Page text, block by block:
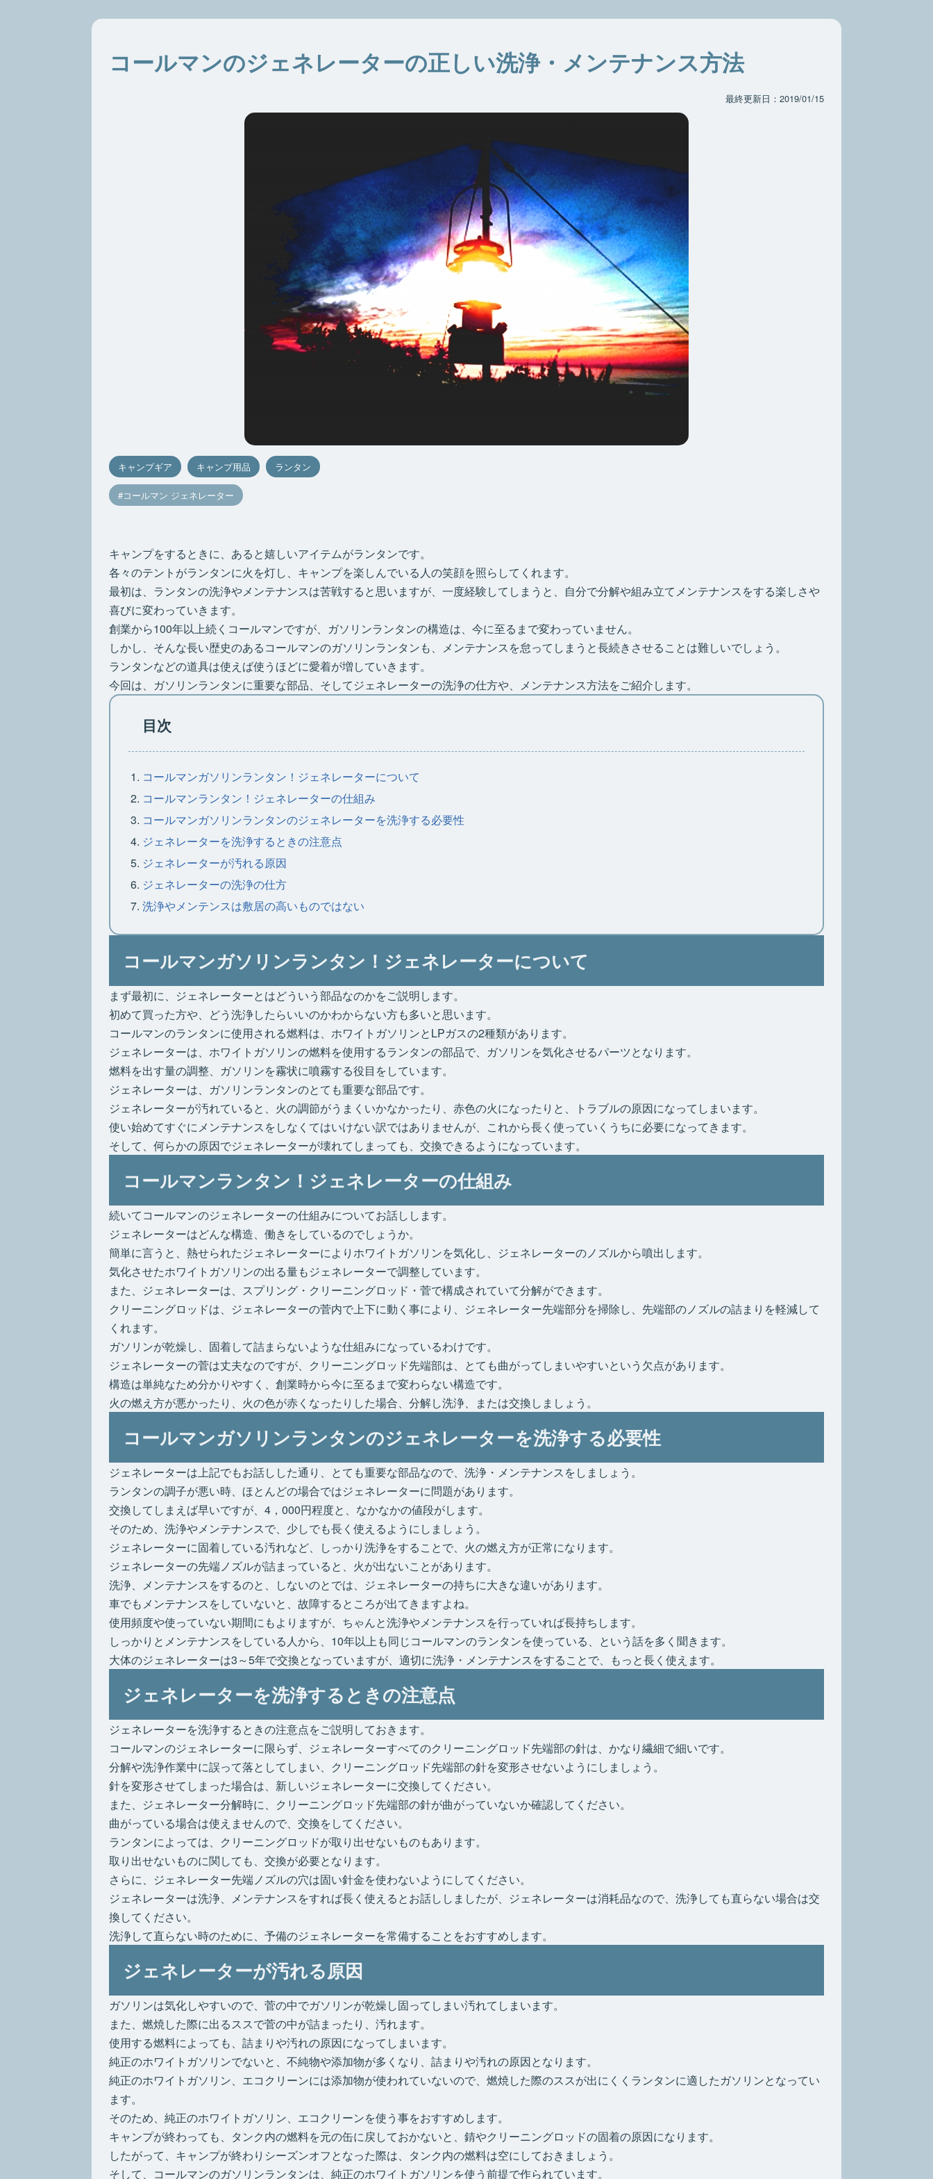
コールマンのジェネレーターの正しい洗浄・メンテナンス方法
最終更新日：2019/01/15
キャンプギア キャンプ用品 ランタン
コールマン ジェネレーター
キャンプをするときに、あると嬉しいアイテムがランタンです。
各々のテントがランタンに火を灯し、キャンプを楽しんでいる人の笑顔を照らしてくれます。
最初は、ランタンの洗浄やメンテナンスは苦戦すると思いますが、一度経験してしまうと、自分で分解や組み立てメンテナンスをする楽しさや
喜びに変わっていきます。
創業から100年以上続くコールマンですが、ガソリンランタンの構造は、今に至るまで変わっていません。
しかし、そんな長い歴史のあるコールマンのガソリンランタンも、メンテナンスを怠ってしまうと長続きさせることは難しいでしょう。
ランタンなどの道具は使えば使うほどに愛着が増していきます。
今回は、ガソリンランタンに重要な部品、そしてジェネレーターの洗浄の仕方や、メンテナンス方法をご紹介します。
目次
コールマンガソリンランタン！ジェネレーターについて
コールマンランタン！ジェネレーターの仕組み
コールマンガソリンランタンのジェネレーターを洗浄する必要性
ジェネレーターを洗浄するときの注意点
ジェネレーターが汚れる原因
ジェネレーターの洗浄の仕方
洗浄やメンテンスは敷居の高いものではない
コールマンガソリンランタン！ジェネレーターについて
まず最初に、ジェネレーターとはどういう部品なのかをご説明します。
初めて買った方や、どう洗浄したらいいのかわからない方も多いと思います。
コールマンのランタンに使用される燃料は、ホワイトガソリンとLPガスの2種類があります。
ジェネレーターは、ホワイトガソリンの燃料を使用するランタンの部品で、ガソリンを気化させるパーツとなります。
燃料を出す量の調整、ガソリンを霧状に噴霧する役目をしています。
ジェネレーターは、ガソリンランタンのとても重要な部品です。
ジェネレーターが汚れていると、火の調節がうまくいかなかったり、赤色の火になったりと、トラブルの原因になってしまいます。
使い始めてすぐにメンテナンスをしなくてはいけない訳ではありませんが、これから長く使っていくうちに必要になってきます。
そして、何らかの原因でジェネレーターが壊れてしまっても、交換できるようになっています。
コールマンランタン！ジェネレーターの仕組み
続いてコールマンのジェネレーターの仕組みについてお話しします。
ジェネレーターはどんな構造、働きをしているのでしょうか。
簡単に言うと、熱せられたジェネレーターによりホワイトガソリンを気化し、ジェネレーターのノズルから噴出します。
気化させたホワイトガソリンの出る量もジェネレーターで調整しています。
また、ジェネレーターは、スプリング・クリーニングロッド・菅で構成されていて分解ができます。
クリーニングロッドは、ジェネレーターの菅内で上下に動く事により、ジェネレーター先端部分を掃除し、先端部のノズルの詰まりを軽減して
くれます。
ガソリンが乾燥し、固着して詰まらないような仕組みになっているわけです。
ジェネレーターの菅は丈夫なのですが、クリーニングロッド先端部は、とても曲がってしまいやすいという欠点があります。
構造は単純なため分かりやすく、創業時から今に至るまで変わらない構造です。
火の燃え方が悪かったり、火の色が赤くなったりした場合、分解し洗浄、または交換しましょう。
コールマンガソリンランタンのジェネレーターを洗浄する必要性
ジェネレーターは上記でもお話しした通り、とても重要な部品なので、洗浄・メンテナンスをしましょう。
ランタンの調子が悪い時、ほとんどの場合ではジェネレーターに問題があります。
交換してしまえば早いですが、4，000円程度と、なかなかの値段がします。
そのため、洗浄やメンテナンスで、少しでも長く使えるようにしましょう。
ジェネレーターに固着している汚れなど、しっかり洗浄をすることで、火の燃え方が正常になります。
ジェネレーターの先端ノズルが詰まっていると、火が出ないことがあります。
洗浄、メンテナンスをするのと、しないのとでは、ジェネレーターの持ちに大きな違いがあります。
車でもメンテナンスをしていないと、故障するところが出てきますよね。
使用頻度や使っていない期間にもよりますが、ちゃんと洗浄やメンテナンスを行っていれば長持ちします。
しっかりとメンテナンスをしている人から、10年以上も同じコールマンのランタンを使っている、という話を多く聞きます。
大体のジェネレーターは3～5年で交換となっていますが、適切に洗浄・メンテナンスをすることで、もっと長く使えます。
ジェネレーターを洗浄するときの注意点
ジェネレーターを洗浄するときの注意点をご説明しておきます。
コールマンのジェネレーターに限らず、ジェネレーターすべてのクリーニングロッド先端部の針は、かなり繊細で細いです。
分解や洗浄作業中に誤って落としてしまい、クリーニングロッド先端部の針を変形させないようにしましょう。
針を変形させてしまった場合は、新しいジェネレーターに交換してください。
また、ジェネレーター分解時に、クリーニングロッド先端部の針が曲がっていないか確認してください。
曲がっている場合は使えませんので、交換をしてください。
ランタンによっては、クリーニングロッドが取り出せないものもあります。
取り出せないものに関しても、交換が必要となります。
さらに、ジェネレーター先端ノズルの穴は固い針金を使わないようにしてください。
ジェネレーターは洗浄、メンテナンスをすれば長く使えるとお話ししましたが、ジェネレーターは消耗品なので、洗浄しても直らない場合は交
換してください。
洗浄して直らない時のために、予備のジェネレーターを常備することをおすすめします。
ジェネレーターが汚れる原因
ガソリンは気化しやすいので、菅の中でガソリンが乾燥し固ってしまい汚れてしまいます。
また、燃焼した際に出るススで菅の中が詰まったり、汚れます。
使用する燃料によっても、詰まりや汚れの原因になってしまいます。
純正のホワイトガソリンでないと、不純物や添加物が多くなり、詰まりや汚れの原因となります。
純正のホワイトガソリン、エコクリーンには添加物が使われていないので、燃焼した際のススが出にくくランタンに適したガソリンとなってい
ます。
そのため、純正のホワイトガソリン、エコクリーンを使う事をおすすめします。
キャンプが終わっても、タンク内の燃料を元の缶に戻しておかないと、錆やクリーニングロッドの固着の原因になります。
したがって、キャンプが終わりシーズンオフとなった際は、タンク内の燃料は空にしておきましょう。
そして、コールマンのガソリンランタンは、純正のホワイトガソリンを使う前提で作られています。